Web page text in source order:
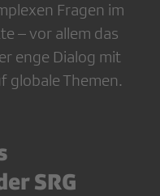
Fragen im
– vor allem das
enge Dialog mit
globale Themen.
SRG